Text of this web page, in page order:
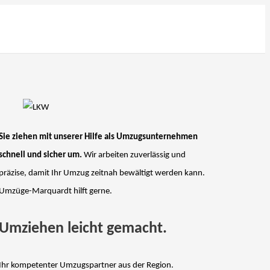
ziehen mit unserer Hilfe als Umzugsunternehmen
und sicher um. Wir arbeiten zuverlässig und
damit Ihr Umzug zeitnah bewältigt werden kann.
Marquardt hilft gerne.
leicht gemacht.
kompetenter Umzugspartner aus der Region.